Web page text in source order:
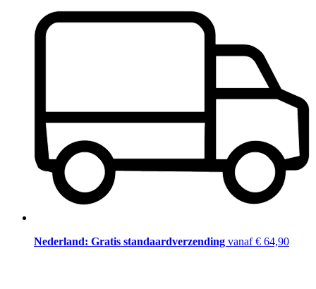
Nederland: Gratis standaardverzending vanaf € 64,90